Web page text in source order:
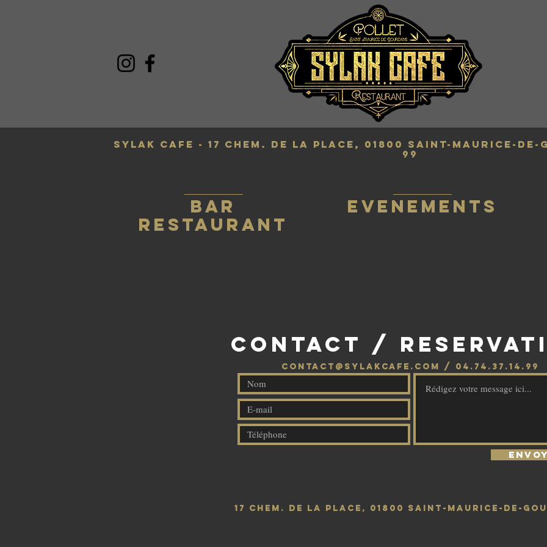
SYLAK CAFE - 17 Chem. de la Place, 01800 Saint-Maurice-
99
BAR
RESTAURANT
EVENEMENTS
CONTACT /
CONTACT@SYLAKCAFE.com / 04.74.37.14.99
17 Chem. de la Place, 01800 Saint-Maurice-de-